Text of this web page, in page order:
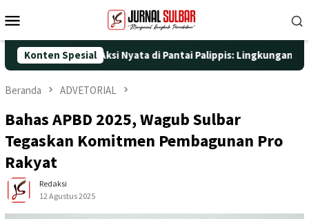
ke
Mobile
Konten Spesial
dengan Aksi Nyata di Pantai Palippis: Lingkungan dan
Beranda ADVETORIAL
Bahas APBD 2025, Wagub Sulbar
Tegaskan Komitmen Pembagunan Pro
Rakyat
Redaksi
12 Agustus 2025